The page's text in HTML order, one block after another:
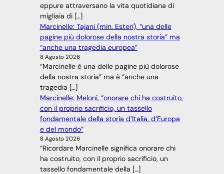
eppure attraversano la vita quotidiana di
migliaia di […]
Marcinelle: Tajani (min. Esteri), “una delle
pagine più dolorose della nostra storia” ma
“anche una tragedia europea”
8 Agosto 2026
“Marcinelle è una delle pagine più dolorose
della nostra storia” ma è “anche una
tragedia […]
Marcinelle: Meloni, “onorare chi ha costruito,
con il proprio sacrificio, un tassello
fondamentale della storia d’Italia, d’Europa
e del mondo”
8 Agosto 2026
“Ricordare Marcinelle significa onorare chi
ha costruito, con il proprio sacrificio, un
tassello fondamentale della […]